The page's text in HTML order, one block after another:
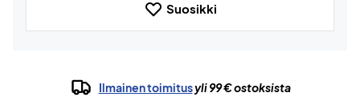
Suosikki
Ilmainen toimitusyli 99 € ostoksista